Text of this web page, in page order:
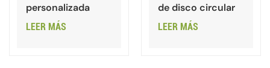
personalizada
para todo tipo de
LEER MÁS
de disco circular
LEER MÁS